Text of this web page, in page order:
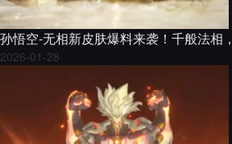
孙悟空-无相新皮肤爆料来袭！千般法相
2026-01-28